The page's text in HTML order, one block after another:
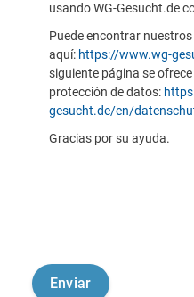
usando WG-Gesucht.de
Puede encontrar
aquí: https://www.wg-
siguiente página se
protección de datos:
gesucht.de/en/
Gracias por su ayuda.